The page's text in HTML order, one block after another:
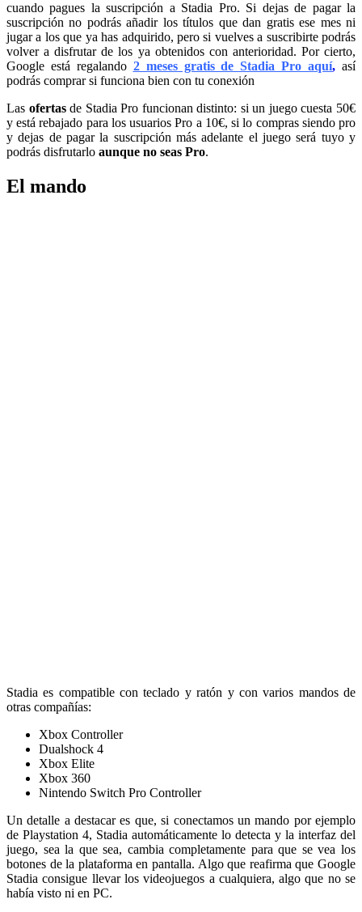
cuando pagues la suscripción a Stadia Pro. Si dejas de pagar la
suscripción no podrás añadir los títulos que dan gratis ese mes ni
jugar a los que ya has adquirido, pero si vuelves a suscribirte podrás
volver a disfrutar de los ya obtenidos con anterioridad. Por cierto,
Google está regalando 2 meses gratis de Stadia Pro aquí, así
podrás comprar si funciona bien con tu conexión
Las ofertasde Stadia Pro funcionan distinto: si un juego cuesta 50€
y está rebajado para los usuarios Pro a 10€, si lo compras siendo pro
y dejas de pagar la suscripción más adelante el juego será tuyo y
podrás disfrutarlo aunque no seas Pro.
El mando
Stadia es compatible con teclado y ratón y con varios mandos de
otras compañías:
Xbox Controller
Dualshock 4
Xbox Elite
Xbox 360
Nintendo Switch Pro Controller
Un detalle a destacar es que, si conectamos un mando por ejemplo
de Playstation 4, Stadia automáticamente lo detecta y la interfaz del
juego, sea la que sea, cambia completamente para que se vea los
botones de la plataforma en pantalla. Algo que reafirma que Google
Stadia consigue llevar los videojuegos a cualquiera, algo que no se
había visto ni en PC.